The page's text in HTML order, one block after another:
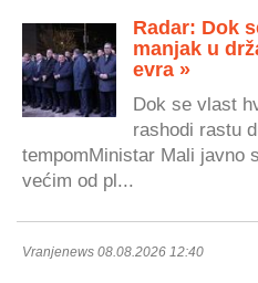
Radar: Dok
manjak u
evra »
Dok se vlast
rashodi rastu
tempomMinistar Mali javno
većim od pl...
Vranjenews 08.08.2026 12:40